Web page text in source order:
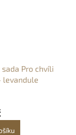
sada Pro chvíli
levandule